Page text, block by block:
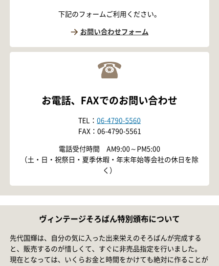
下記のフォームご利用ください。
お問い合わせフォーム
お電話、FAXでのお問い合わせ
TEL： 06-4790-5560
FAX：06-4790-5561
電話受付時間 AM9:00～PM5:00
（土・日・祝祭日・夏季休暇・年末年始等会社の休日を除
く）
ヴィンテージそろばん特別頒布について
先代国輝は、自分の気に入った出来栄えのそろばんが完成する
と、販売するのが惜しくて、すぐに非売品指定を行いました。
現在となっては、いくらお金と時間をかけても絶対に作ることが